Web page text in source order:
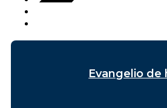
Evangelio de